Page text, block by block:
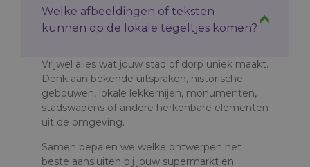
Welke afbeeldingen of teksten
kunnen op de lokale tegeltjes komen?
Vrijwel alles wat jouw stad of dorp uniek maakt.
Denk aan bekende uitspraken, historische
gebouwen, lokale lekkernijen, monumenten,
stadswapens of andere herkenbare elementen
uit de omgeving.
Samen bepalen we welke ontwerpen het
beste aansluiten bij jouw supermarkt en